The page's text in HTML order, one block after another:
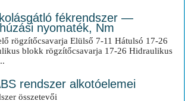
fékrendszer —
nyomaték, Nm
rögzítőcsavarja Elülső 7-11 Hátulsó 17-26
blokk rögzítőcsavarja 17-26 Hidraulikus
rendszer alkotóelemei
összetevői